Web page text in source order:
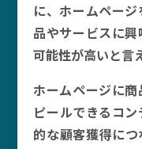
に、ホームペー
品やサービスに
可能性が高いと言
ホームページに
ピールできるコ
的な顧客獲得に